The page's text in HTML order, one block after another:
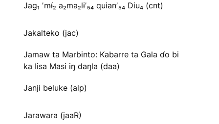
Jag₁ ʼmɨ́₂ a₂ma₂lɨʼ₅₄ quianʼ₅₄ Diu₄ (cnt)
Jakalteko (jac)
Jamaw ta Marbinto: Kabarre ta Gala ɗo bi
ka Iisa Masi iŋ daŋla (daa)
Janji beluke (alp)
Jarawara (jaaR)